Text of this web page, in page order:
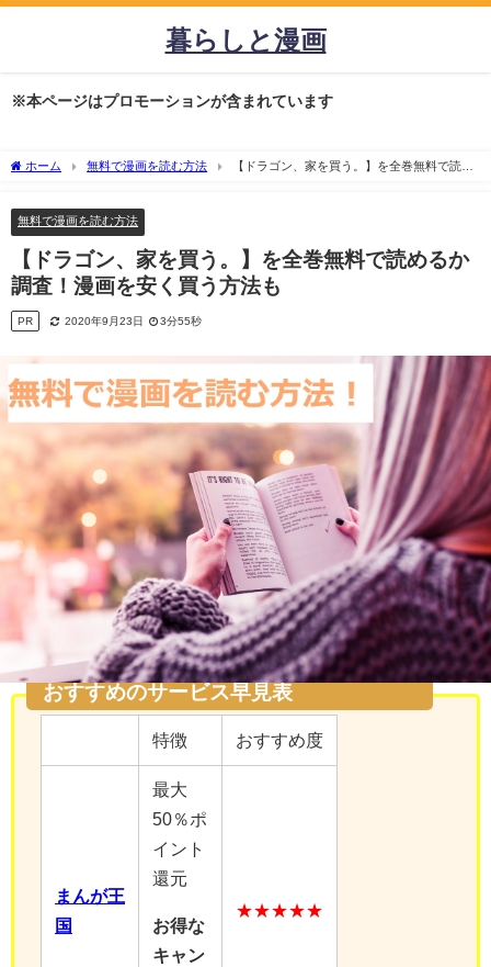
暮らしと漫画
※本ページはプロモーションが含まれています
ホーム 無料で漫画を読む方法
【ドラゴン、家を買う。】を全巻無料で読め
無料で漫画を読む方法
【ドラゴン、家を買う。】を全巻無料で読めるか
調査！漫画を安く買う方法も
PR 2020年9月23日 3分55秒
【ドラゴン、家を買う。】を読むのに
おすすめのサービス早見表
特徴 おすすめ度
まんが王
国
最大
50％ポ
イント
還元
お得な
キャン
★★★★★